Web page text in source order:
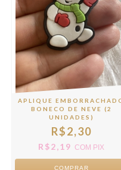
APLIQUE
BONECO DE NEVE (2
UNIDADES)
R$2,30
R$2,19 COM PIX